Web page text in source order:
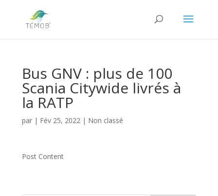
Bus GNV : plus de 100
Scania Citywide livrés à
la RATP
par | Fév 25, 2022| Non classé
Post Content